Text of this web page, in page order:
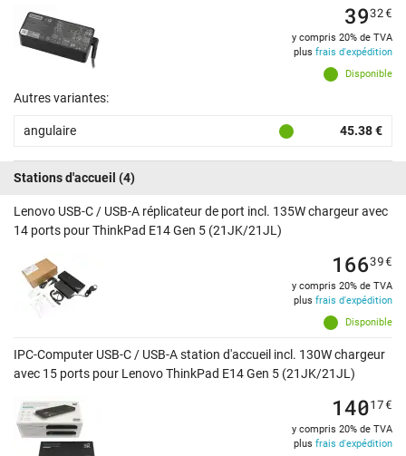
Disponible
3932€
y compris 20% de TVA
plus frais d'expédition
Autres variantes:
angulaire 45.38 €
Stations d'accueil (4)
Lenovo USB-C / USB-A réplicateur de port incl. 135W chargeur avec
14 ports pour ThinkPad E14 Gen 5 (21JK/21JL)
Disponible
16639€
y compris 20% de TVA
plus frais d'expédition
IPC-Computer USB-C / USB-A station d'accueil incl. 130W chargeur
avec 15 ports pour Lenovo ThinkPad E14 Gen 5 (21JK/21JL)
14017€
y compris 20% de TVA
plus frais d'expédition